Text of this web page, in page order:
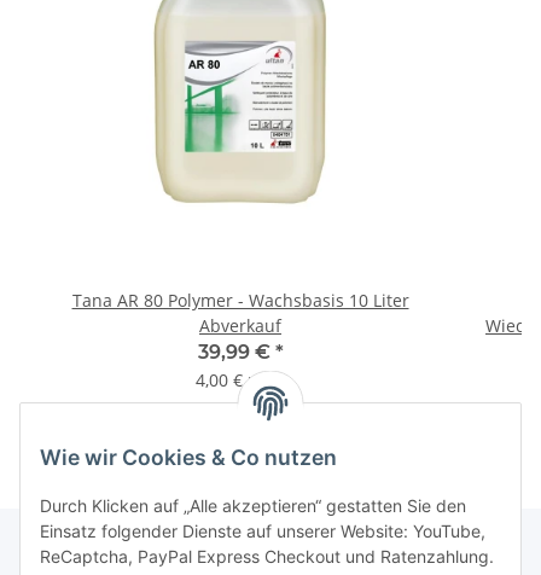
Tana AR 80 Polymer - Wachsbasis 10 Liter
Abverkauf
39,99 € *
4,00 € pro l
Wie wir Cookies & Co nutzen
Durch Klicken auf „Alle akzeptieren“ gestatten Sie den
Einsatz folgender Dienste auf unserer Website: YouTube,
ReCaptcha, PayPal Express Checkout und Ratenzahlung.